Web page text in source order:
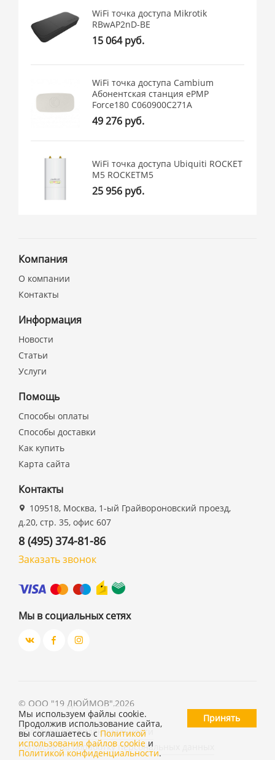
WiFi точка доступа Mikrotik
RBwAP2nD-BE
15 064 руб.
WiFi точка доступа Cambium
Абонентская станция ePMP
Force180 C060900C271A
49 276 руб.
WiFi точка доступа Ubiquiti ROCKET
M5 ROCKETM5
25 956 руб.
Компания
О компании
Контакты
Информация
Новости
Статьи
Услуги
Помощь
Способы оплаты
Способы доставки
Как купить
Карта сайта
Контакты
109518, Москва, 1-ый Грайвороновский проезд,
д.20, стр. 35, офис 607
8 (495) 374-81-86
Заказать звонок
Мы в социальных сетях
© ООО "19 ДЮЙМОВ",2026
Политика конфиденциальности
Согласие на обработку персональных данных
Мы используем файлы cookie.
Продолжив использование сайта,
вы соглашаетесь с Политикой
использования файлов cookie и
Политикой конфиденциальности.
Принять